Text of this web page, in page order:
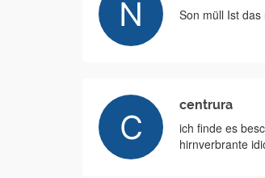
Son müll Ist das
centrura
ich finde es
hirnverbrante